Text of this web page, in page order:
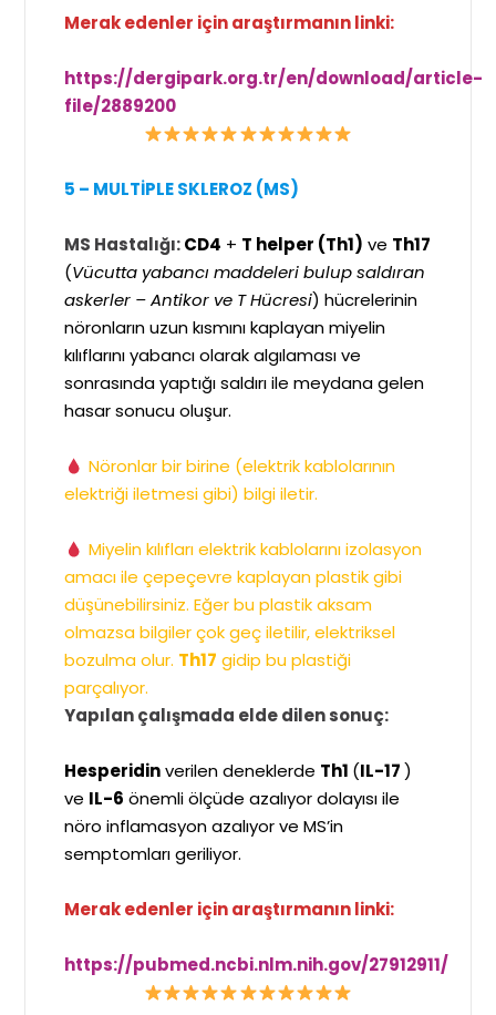
Merak edenler için araştırmanın linki:
https://dergipark.org.tr/en/download/article-
file/2889200
5 – MULTİPLE SKLEROZ (MS)
MS Hastalığı:CD4 + T helper (Th1) ve Th17
(Vücutta yabancı maddeleri bulup saldıran
askerler – Antikor ve T Hücresi) hücrelerinin
nöronların uzun kısmını kaplayan miyelin
kılıflarını yabancı olarak algılaması ve
sonrasında yaptığı saldırı ile meydana gelen
hasar sonucu oluşur.
Nöronlar bir birine (elektrik kablolarının
elektriği iletmesi gibi) bilgi iletir.
Miyelin kılıfları elektrik kablolarını izolasyon
amacı ile çepeçevre kaplayan plastik gibi
düşünebilirsiniz. Eğer bu plastik aksam
olmazsa bilgiler çok geç iletilir, elektriksel
bozulma olur. Th17 gidip bu plastiği
parçalıyor.
Yapılan çalışmada elde dilen sonuç:
Hesperidinverilen deneklerde Th1 (IL-17)
ve IL-6 önemli ölçüde azalıyor dolayısı ile
nöro inflamasyon azalıyor ve MS’in
semptomları geriliyor.
Merak edenler için araştırmanın linki:
https://pubmed.ncbi.nlm.nih.gov/27912911/